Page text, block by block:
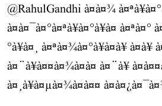
@RahulGandhi à¤à¤¾
à¤à¤¯à¤°à¤ªà¥à¤°à¥à¤ à¤ªà¤°
°à¥à¤¸ à¤ªà¤¾à¤°à¥à¤à¥
à¤¨à¥à¤¤à¤¾à¤à¤ à¤¨à¥
à¤¸à¥à¤µà¤¾à¤à¤¤